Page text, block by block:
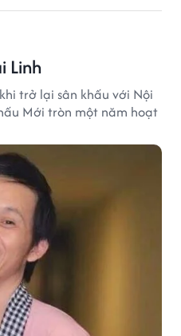
Linh
trở lại sân khấu với Nội
Mới tròn một năm hoạt